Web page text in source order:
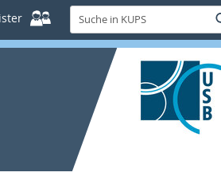
Suche
in
KUPS